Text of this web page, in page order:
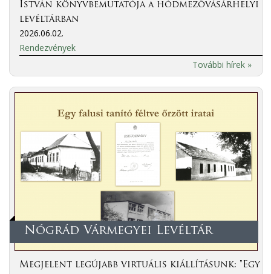
István könyvbemutatója a hódmezővásárhelyi
levéltárban
2026.06.02.
Rendezvények
További hírek »
Nógrád Vármegyei Levéltár
Megjelent legújabb virtuális kiállításunk: "Egy